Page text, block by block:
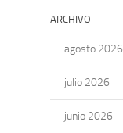
ARCHIVO
agosto 2026
julio 2026
junio 2026